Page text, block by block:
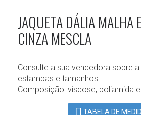
JAQUETA DÁLIA MALHA
CINZA MESCLA
Consulte a sua vendedora sobre
estampas e tamanhos.
Composição: viscose, poliamida
TABELA DE